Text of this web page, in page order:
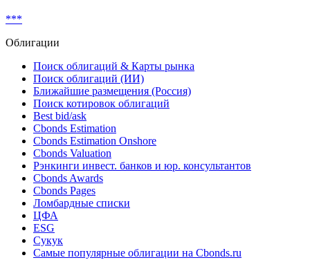
***
Облигации
Поиск облигаций & Карты рынка
Поиск облигаций (ИИ)
Ближайшие размещения (Россия)
Поиск котировок облигаций
Best bid/ask
Cbonds Estimation
Cbonds Estimation Onshore
Cbonds Valuation
Рэнкинги инвест. банков и юр. консультантов
Cbonds Awards
Cbonds Pages
Ломбардные списки
ЦФА
ESG
Сукук
Самые популярные облигации на Cbonds.ru